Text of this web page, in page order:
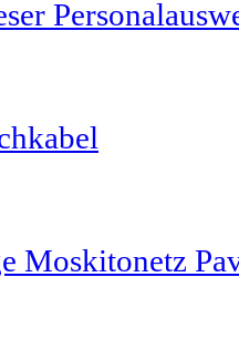
Moskitonetz